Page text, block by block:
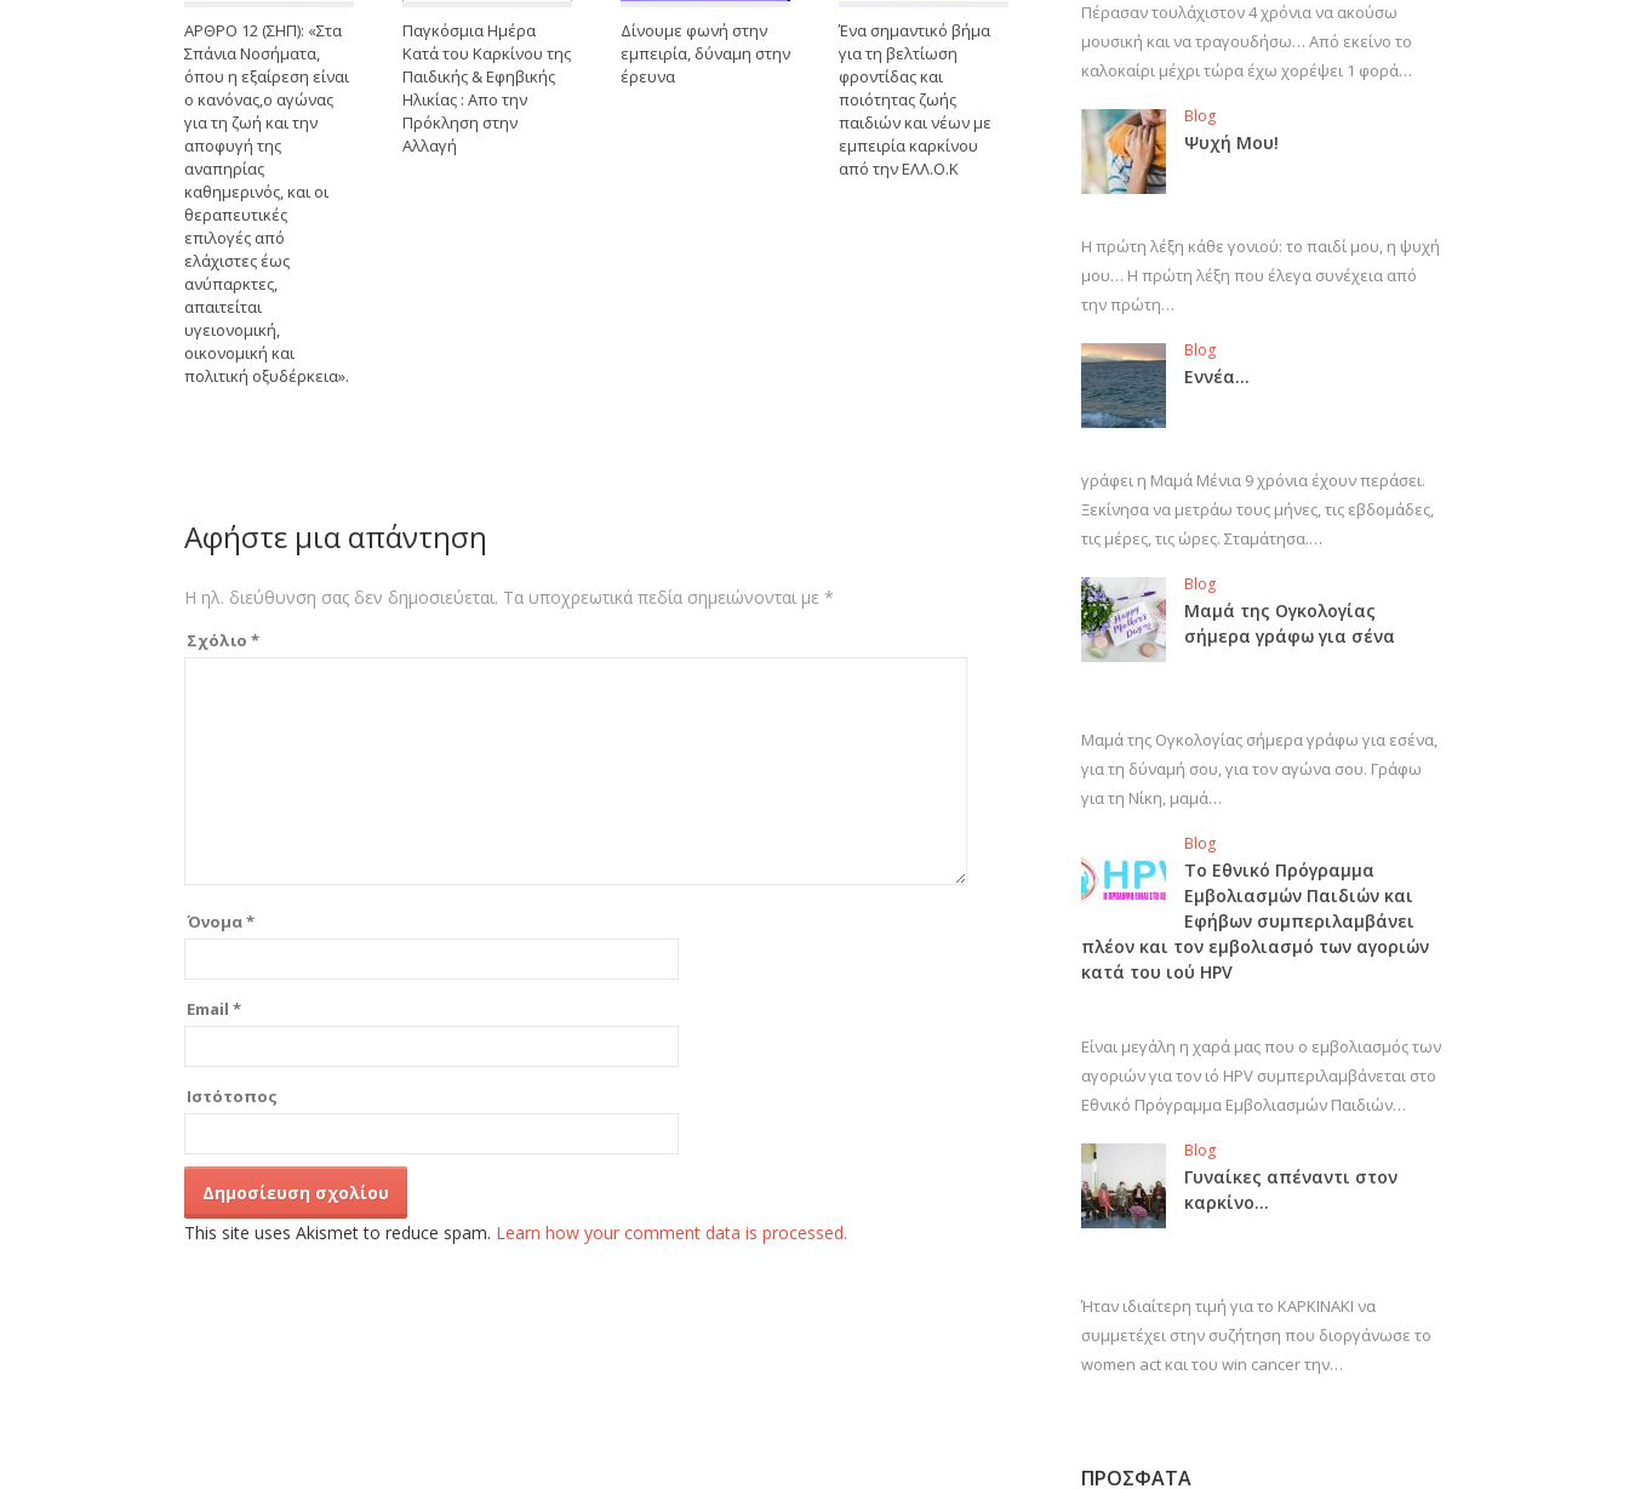
ΑΡΘΡΟ 12 (ΣΗΠ): «Στα
Σπάνια Νοσήματα,
όπου η εξαίρεση είναι
ο κανόνας,ο αγώνας
για τη ζωή και την
αποφυγή της
αναπηρίας
καθημερινός, και οι
θεραπευτικές
επιλογές από
ελάχιστες έως
ανύπαρκτες,
απαιτείται
υγειονομική,
οικονομική και
πολιτική οξυδέρκεια».
Παγκόσμια Ημέρα
Κατά του Καρκίνου της
Παιδικής & Εφηβικής
Ηλικίας : Απο την
Πρόκληση στην
Αλλαγή
Δίνουμε φωνή στην
εμπειρία, δύναμη στην
έρευνα
Ένα σημαντικό βήμα
για τη βελτίωση
φροντίδας και
ποιότητας ζωής
παιδιών και νέων με
εμπειρία καρκίνου
από την ΕΛΛ.Ο.Κ
Αφήστε μια απάντηση
Η ηλ. διεύθυνση σας δεν δημοσιεύεται. Τα υποχρεωτικά πεδία σημειώνονται με *
Σχόλιο *
Όνομα*
Email *
Ιστότοπος
This site uses Akismet to reduce spam. Learn how your comment data is processed.
Πέρασαν τουλάχιστον 4 χρόνια να ακούσω
μουσική και να τραγουδήσω… Από εκείνο το
καλοκαίρι μέχρι τώρα έχω χορέψει 1 φορά…
Blog
Ψυχή Μου!
Η πρώτη λέξη κάθε γονιού: το παιδί μου, η ψυχή
μου… Η πρώτη λέξη που έλεγα συνέχεια από
την πρώτη…
Blog
Εννέα…
γράφει η Μαμά Μένια 9 χρόνια έχουν περάσει.
Ξεκίνησα να μετράω τους μήνες, τις εβδομάδες,
τις μέρες, τις ώρες. Σταμάτησα.…
Blog
Μαμά της Ογκολογίας
σήμερα γράφω για σένα
Μαμά της Ογκολογίας σήμερα γράφω για εσένα,
για τη δύναμή σου, για τον αγώνα σου. Γράφω
για τη Νίκη, μαμά…
Blog
Το Εθνικό Πρόγραμμα
Εμβολιασμών Παιδιών και
Εφήβων συμπεριλαμβάνει
πλέον και τον εμβολιασμό των αγοριών
κατά του ιού HPV
Είναι μεγάλη η χαρά μας που ο εμβολιασμός των
αγοριών για τον ιό HPV συμπεριλαμβάνεται στο
Εθνικό Πρόγραμμα Εμβολιασμών Παιδιών…
Blog
Γυναίκες απέναντι στον
καρκίνο…
Ήταν ιδιαίτερη τιμή για το ΚΑΡΚΙΝΑΚΙ να
συμμετέχει στην συζήτηση που διοργάνωσε το
women act και του win cancer την…
ΠΡΟΣΦΑΤΑ